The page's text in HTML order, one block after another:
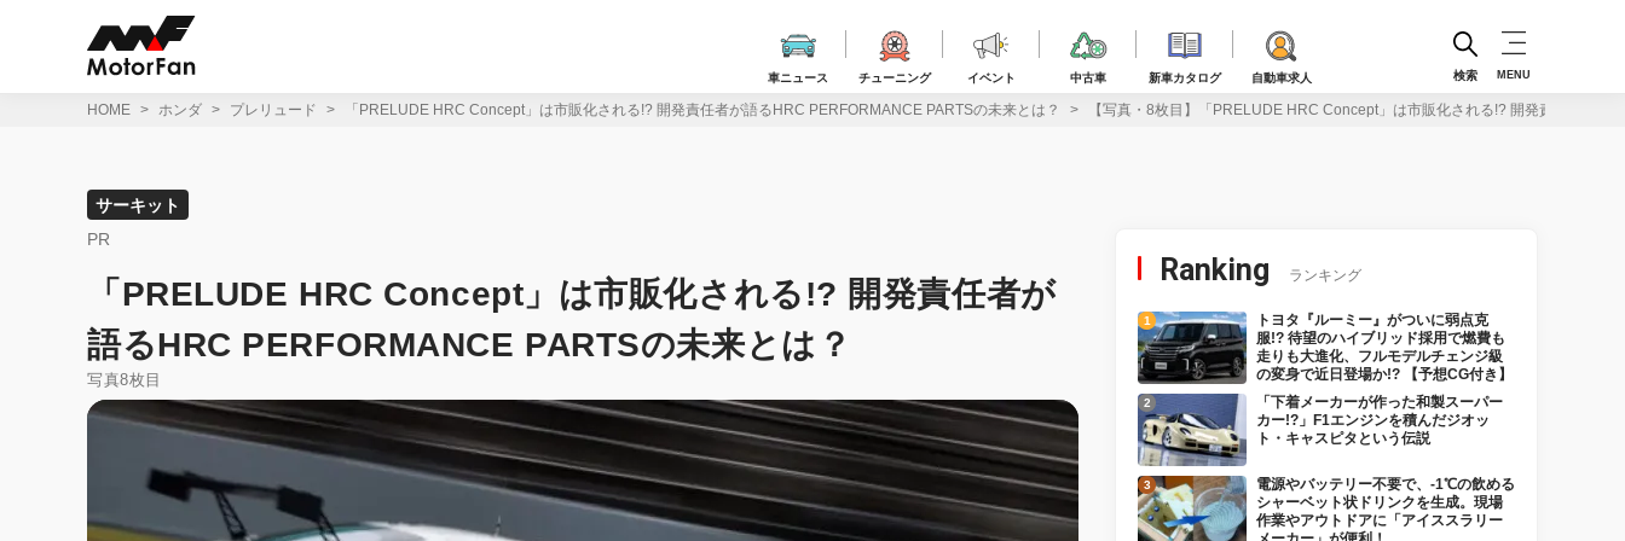
車ニュース チューニング イベント 中古車 新車カタログ 自動車求人 検索 MENU
HOME ホンダ プレリュード 「PRELUDE HRC Concept」は市販化される!? 開発責任者が語るHRC PERFORMANCE PARTSの未来とは？ 【写真・8枚目】「PRELUDE HRC Concept」は市販化される!? 開発責任者が語
サーキット
PR
「PRELUDE HRC Concept」は市販化される!? 開発責任者が
語るHRC PERFORMANCE PARTSの未来とは？
写真8枚目
Ranking ランキング
トヨタ『ルーミー』がついに弱点克
服!? 待望のハイブリッド採用で燃費も
走りも大進化、フルモデルチェンジ級
の変身で近日登場か!? 【予想CG付き】
「下着メーカーが作った和製スーパー
カー!?」F1エンジンを積んだジオッ
ト・キャスピタという伝説
電源やバッテリー不要で、-1℃の飲める
シャーベット状ドリンクを生成。現場
作業やアウトドアに「アイススラリー